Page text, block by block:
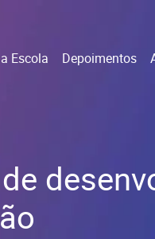
Escola Depoimentos